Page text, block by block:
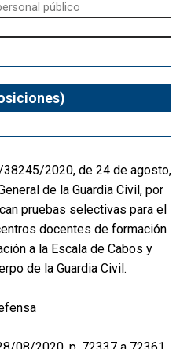
público
2020, de 24 de agosto,
de la Guardia Civil, por
pruebas selectivas para el
docentes de formación
a la Escala de Cabos y
de la Guardia Civil.